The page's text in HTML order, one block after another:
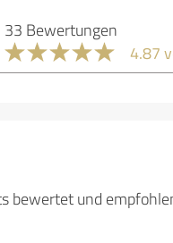
33 Bewertungen
4.87
bewertet und